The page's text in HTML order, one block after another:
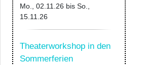
Mo., 02.11.26 bis So.,
15.11.26
Theaterworkshop in den
Sommerferien